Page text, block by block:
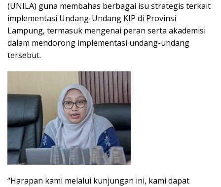
(UNILA) guna membahas berbagai isu strategis terkait
implementasi Undang-Undang KIP di Provinsi
Lampung, termasuk mengenai peran serta akademisi
dalam mendorong implementasi undang-undang
tersebut.
“Harapan kami melalui kunjungan ini, kami dapat